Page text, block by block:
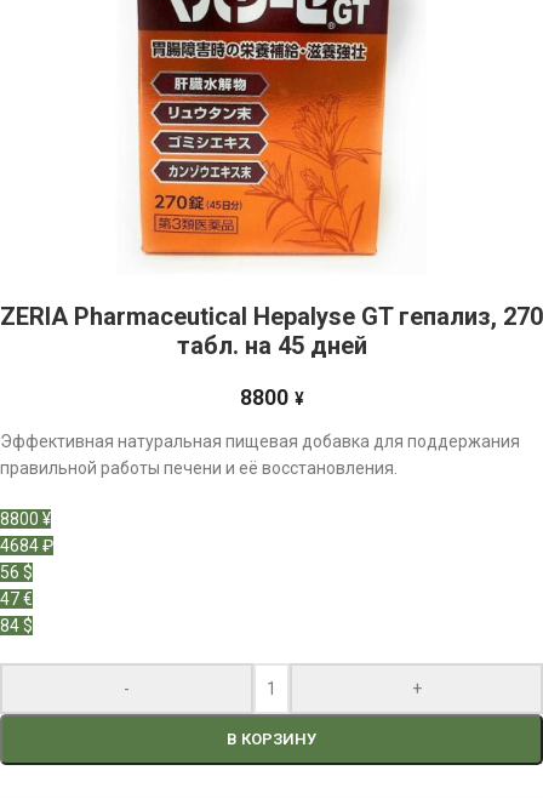
ZERIA Pharmaceutical Hepalyse GT гепализ, 270
табл. на 45 дней
8800 ¥
Эффективная натуральная пищевая добавка для поддержания
правильной работы печени и её восстановления.
8800 ¥
4684 ₽
56 $
47 €
84 $
- +
В КОРЗИНУ